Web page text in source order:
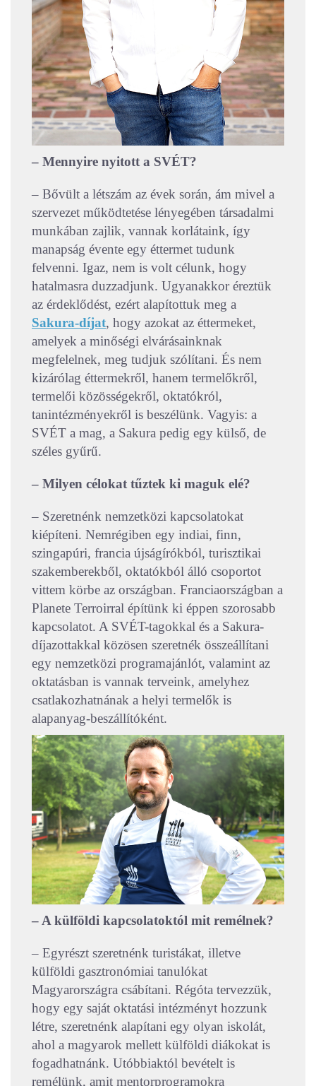
– Mennyire nyitott a SVÉT?
– Bővült a létszám az évek során, ám mivel a
szervezet működtetése lényegében társadalmi
munkában zajlik, vannak korlátaink, így
manapság évente egy éttermet tudunk
felvenni. Igaz, nem is volt célunk, hogy
hatalmasra duzzadjunk. Ugyanakkor éreztük
az érdeklődést, ezért alapítottuk meg a
Sakura-díjat, hogy azokat az éttermeket,
amelyek a minőségi elvárásainknak
megfelelnek, meg tudjuk szólítani. És nem
kizárólag éttermekről, hanem termelőkről,
termelői közösségekről, oktatókról,
tanintézményekről is beszélünk. Vagyis: a
SVÉT a mag, a Sakura pedig egy külső, de
széles gyűrű.
– Milyen célokat tűztek ki maguk elé?
– Szeretnénk nemzetközi kapcsolatokat
kiépíteni. Nemrégiben egy indiai, finn,
szingapúri, francia újságírókból, turisztikai
szakemberekből, oktatókból álló csoportot
vittem körbe az országban. Franciaországban a
Planete Terroirral építünk ki éppen szorosabb
kapcsolatot. A SVÉT-tagokkal és a Sakura-
díjazottakkal közösen szeretnék összeállítani
egy nemzetközi programajánlót, valamint az
oktatásban is vannak terveink, amelyhez
csatlakozhatnának a helyi termelők is
alapanyag-beszállítóként.
– A külföldi kapcsolatoktól mit remélnek?
– Egyrészt szeretnénk turistákat, illetve
külföldi gasztronómiai tanulókat
Magyarországra csábítani. Régóta tervezzük,
hogy egy saját oktatási intézményt hozzunk
létre, szeretnénk alapítani egy olyan iskolát,
ahol a magyarok mellett külföldi diákokat is
fogadhatnánk. Utóbbiaktól bevételt is
remélünk, amit mentorprogramokra